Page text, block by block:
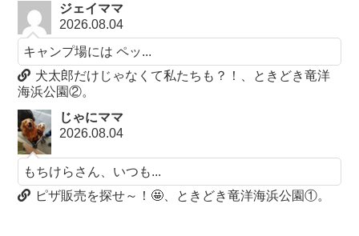
ジェイママ
2026.08.04
キャンプ場には ペッ...
犬太郎だけじゃなくて私たちも？！、ときどき竜洋
海浜公園②。
じゃにママ
2026.08.04
もちけらさん、いつも...
ピザ販売を探せ～！🤩、ときどき竜洋海浜公園①。